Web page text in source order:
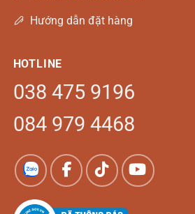
Hướng dẫn đặt hàng
HOTLINE
038 475 9196
084 979 4468